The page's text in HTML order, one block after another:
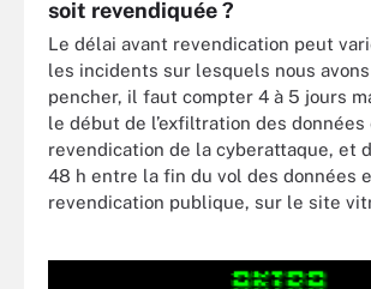
soit revendiquée ?
Le délai avant revendication peut
les incidents sur lesquels nous
pencher, il faut compter 4 à 5 jours
le début de l’exfiltration des données
revendication de la cyberattaque, et
48 h entre la fin du vol des données
revendication publique, sur le site